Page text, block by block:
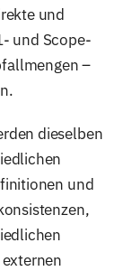
und
und Scope-
–
dieselben
und